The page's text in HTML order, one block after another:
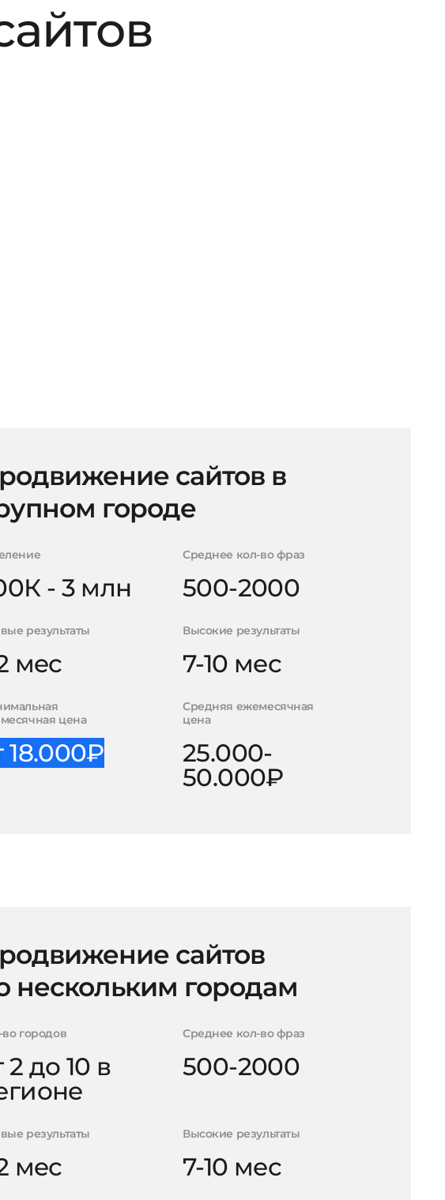
сайтов в
городе
- 3 млн
Среднее кол-во фраз
500-2000
результаты
мес
Высокие результаты
7-10 мес
цена
18.000₽
Средняя ежемесячная
цена
25.000-
50.000₽
сайтов
нескольким городам
во городов
2 до 10 в
Среднее кол-во фраз
500-2000
результаты
мес
Высокие результаты
7-10 мес